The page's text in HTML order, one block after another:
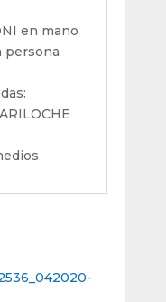
en mano
persona